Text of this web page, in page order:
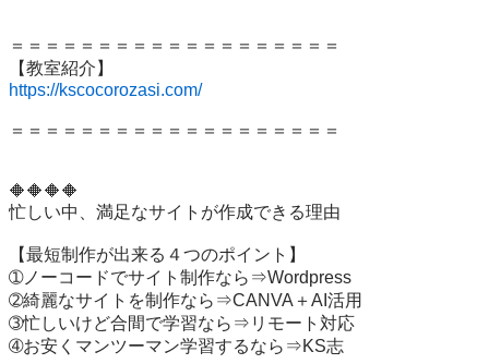
＝＝＝＝＝＝＝＝＝＝＝＝＝＝＝＝＝＝＝
https://kscocorozasi.com/
＝＝＝＝＝＝＝＝＝＝＝＝＝＝＝＝＝＝＝
🔶🔶🔶🔶
忙しい中、満足なサイトが作成できる理由
【最短制作が出来る４つのポイント】
➀ノーコードでサイト制作なら⇒Wordpress
➁綺麗なサイトを制作なら⇒CANVA＋AI活用
➂忙しいけど合間で学習なら⇒リモート対応
➃お安くマンツーマン学習するなら⇒KS志